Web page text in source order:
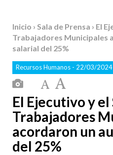
Inicio › Sala de Prensa › El
Trabajadores Municipales
salarial del 25%
Recursos Humanos - 22/03/2024
El Ejecutivo y
Trabajadores
acordaron un
del 25%